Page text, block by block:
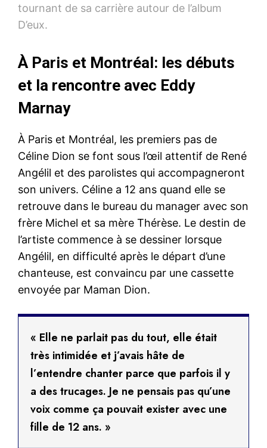
tournant de sa carrière autour de l’album
D’eux.
À Paris et Montréal: les débuts
et la rencontre avec Eddy
Marnay
À Paris et Montréal, les premiers pas de
Céline Dion se font sous l’œil attentif de René
Angélil et des parolistes qui accompagneront
son univers. Céline a 12 ans quand elle se
retrouve dans le bureau du manager avec son
frère Michel et sa mère Thérèse. Le destin de
l’artiste commence à se dessiner lorsque
Angélil, en difficulté après le départ d’une
chanteuse, est convaincu par une cassette
envoyée par Maman Dion.
« Elle ne parlait pas du tout, elle était
très intimidée et j’avais hâte de
l’entendre chanter parce que parfois il y
a des trucages. Je ne pensais pas qu’une
voix comme ça pouvait exister avec une
fille de 12 ans. »